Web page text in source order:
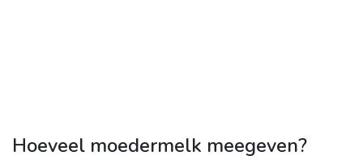
Hoeveel moedermelk meegeven?